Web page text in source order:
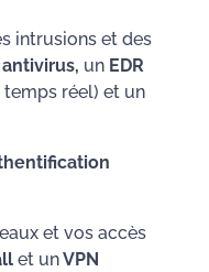
intrusions et des
antivirus, un EDR
réel) et un
et vos accès
et unVPN